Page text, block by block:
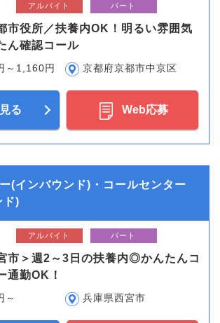
アルバイト パート
市役所／扶養内OK！明るい雰囲気
ん確認コール
～1,160円 京都府京都市中京区
る Web応募
(インバウンド)・コールセンター
ド)
アルバイト パート
市＞週2～3日の扶養内◎かんたんコ
通勤OK！
～ 兵庫県西宮市